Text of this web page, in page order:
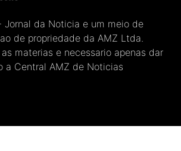
Jornal da Noticia e um meio de
de propriedade da AMZ Ltda.
materias e necessario apenas dar
a Central AMZ de Noticias